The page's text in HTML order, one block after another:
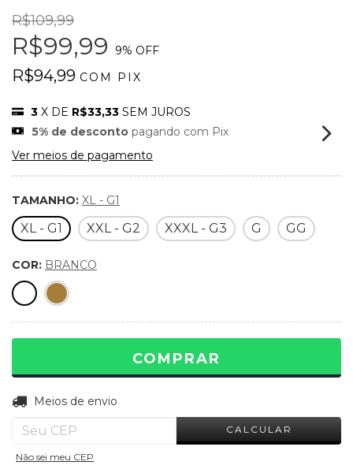
R$109,99
R$99,99 9% OFF
R$94,99 COM PIX
3 X DE R$33,33 SEM JUROS
5% de desconto pagando com Pix
Ver meios de pagamento
TAMANHO: XL - G1
XL - G1 XXL - G2 XXXL - G3 G GG
COR: BRANCO
Entregas para o CEP:
Meios de envio
CALCULAR
Não sei meu CEP